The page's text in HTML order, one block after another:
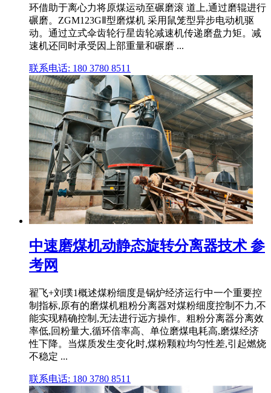
环借助于离心力将原煤运动至碾磨滚 道上,通过磨辊进行
碾磨。ZGM123GⅡ型磨煤机 采用鼠笼型异步电动机驱
动。通过立式伞齿轮行星齿轮减速机传递磨盘力矩。减
速机还同时承受因上部重量和碾磨 ...
联系电话: 180 3780 8511
中速磨煤机动静态旋转分离器技术 参
考网
翟飞+刘璞1概述煤粉细度是锅炉经济运行中一个重要控
制指标,原有的磨煤机粗粉分离器对煤粉细度控制不力,不
能实现精确控制,无法进行远方操作。粗粉分离器分离效
率低,回粉量大,循环倍率高、单位磨煤电耗高,磨煤经济
性下降。当煤质发生变化时,煤粉颗粒均匀性差,引起燃烧
不稳定 ...
联系电话: 180 3780 8511